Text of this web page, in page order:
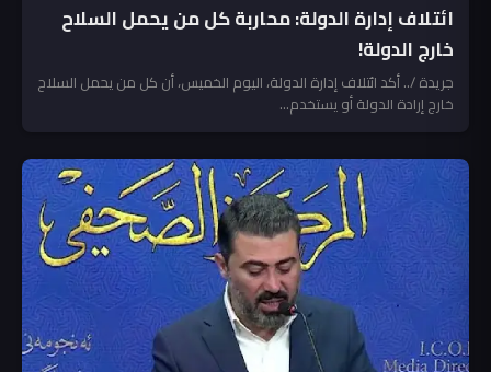
ائتلاف إدارة الدولة: محاربة كل من يحمل السلاح
خارج الدولة!
جريدة /.. أكد ائتلاف إدارة الدولة، اليوم الخميس، أن كل من يحمل السلاح
خارج إرادة الدولة أو يستخدم...